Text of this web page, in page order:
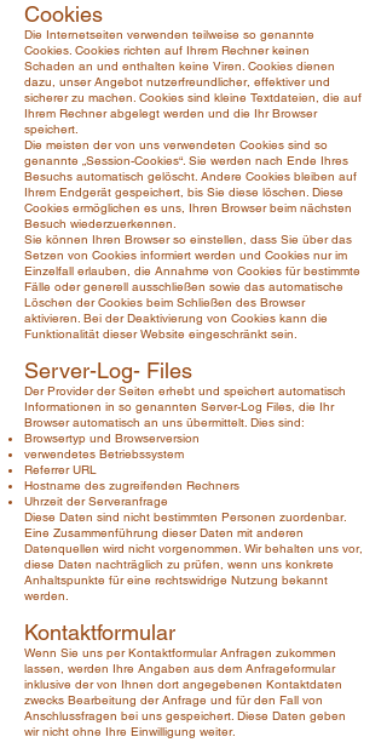
Cookies
Die Internetseiten verwenden teilweise so genannte
Cookies. Cookies richten auf Ihrem Rechner keinen
Schaden an und enthalten keine Viren. Cookies dienen
dazu, unser Angebot nutzerfreundlicher, effektiver und
sicherer zu machen. Cookies sind kleine Textdateien, die auf
Ihrem Rechner abgelegt werden und die Ihr Browser
speichert.
Die meisten der von uns verwendeten Cookies sind so
genannte „Session-Cookies“. Sie werden nach Ende Ihres
Besuchs automatisch gelöscht. Andere Cookies bleiben auf
Ihrem Endgerät gespeichert, bis Sie diese löschen. Diese
Cookies ermöglichen es uns, Ihren Browser beim nächsten
Besuch wiederzuerkennen.
Sie können Ihren Browser so einstellen, dass Sie über das
Setzen von Cookies informiert werden und Cookies nur im
Einzelfall erlauben, die Annahme von Cookies für bestimmte
Fälle oder generell ausschließen sowie das automatische
Löschen der Cookies beim Schließen des Browser
aktivieren. Bei der Deaktivierung von Cookies kann die
Funktionalität dieser Website eingeschränkt sein.
Server-Log- Files
Der Provider der Seiten erhebt und speichert automatisch
Informationen in so genannten Server-Log Files, die Ihr
Browser automatisch an uns übermittelt. Dies sind:
Browsertyp und Browserversion
verwendetes Betriebssystem
Referrer URL
Hostname des zugreifenden Rechners
Uhrzeit der Serveranfrage
Diese Daten sind nicht bestimmten Personen zuordenbar.
Eine Zusammenführung dieser Daten mit anderen
Datenquellen wird nicht vorgenommen. Wir behalten uns vor,
diese Daten nachträglich zu prüfen, wenn uns konkrete
Anhaltspunkte für eine rechtswidrige Nutzung bekannt
werden.
Kontaktformular
Wenn Sie uns per Kontaktformular Anfragen zukommen
lassen, werden Ihre Angaben aus dem Anfrageformular
inklusive der von Ihnen dort angegebenen Kontaktdaten
zwecks Bearbeitung der Anfrage und für den Fall von
Anschlussfragen bei uns gespeichert. Diese Daten geben
wir nicht ohne Ihre Einwilligung weiter.